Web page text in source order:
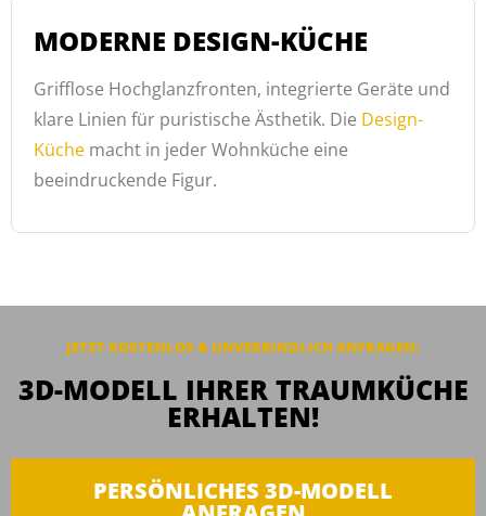
MODERNE DESIGN-KÜCHE
Grifflose Hochglanzfronten, integrierte Geräte und
klare Linien für puristische Ästhetik. Die Design-
Küche macht in jeder Wohnküche eine
beeindruckende Figur.
JETZT KOSTENLOS & UNVERBINDLICH ANFRAGEN:
3D-MODELL IHRER TRAUMKÜCHE
ERHALTEN!
PERSÖNLICHES 3D-MODELL